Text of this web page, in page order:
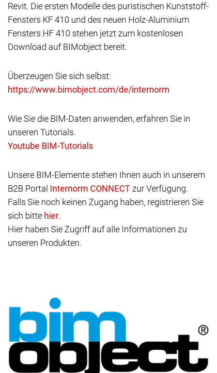
Revit. Die ersten Modelle des puristischen Kunststoff-
Fensters KF 410 und des neuen Holz-Aluminium
Fensters HF 410 stehen jetzt zum kostenlosen
Download auf BIMobject bereit.
Überzeugen Sie sich selbst:
Wie Sie die BIM-Daten anwenden, erfahren Sie in
unseren Tutorials.
Unsere BIM-Elemente stehen Ihnen auch in unserem
B2B Portal
zur Verfügung.
Falls Sie noch keinen Zugang haben, registrieren Sie
sich bitte
.
Hier haben Sie Zugriff auf alle Informationen zu
unseren Produkten.